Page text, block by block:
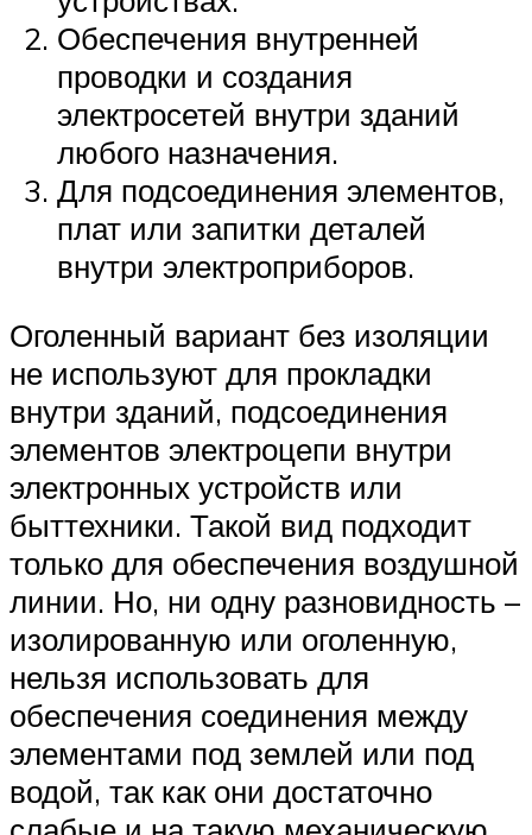
Обеспечения внутренней
проводки и создания
электросетей внутри зданий
любого назначения.
Для подсоединения элементов,
плат или запитки деталей
внутри электроприборов.
Оголенный вариант без изоляции
не используют для прокладки
внутри зданий, подсоединения
элементов электроцепи внутри
электронных устройств или
быттехники. Такой вид подходит
только для обеспечения воздушной
линии. Но, ни одну разновидность –
изолированную или оголенную,
нельзя использовать для
обеспечения соединения между
элементами под землей или под
водой, так как они достаточно